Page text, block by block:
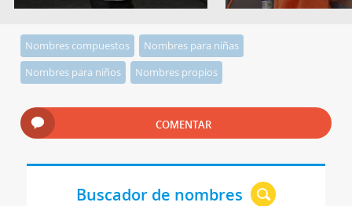
Nombres compuestos
Nombres para niñas
Nombres para niños
Nombres propios
COMENTAR
Buscador de nombres